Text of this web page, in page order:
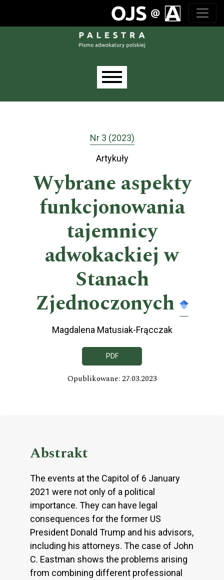
Nr 3 (2023)
Artykuły
Wybrane aspekty
funkcjonowania
tajemnicy
adwokackiej w
Stanach
Zjednoczonych
Magdalena Matusiak-Frącczak
PDF
Opublikowane: 27.03.2023
Abstrakt
The events at the Capitol of 6 January
2021 were not only of a political
importance. They can have legal
consequences for the former US
President Donald Trump and his advisors,
including his attorneys. The case of John
C. Eastman shows the problems arising
from combining different professional